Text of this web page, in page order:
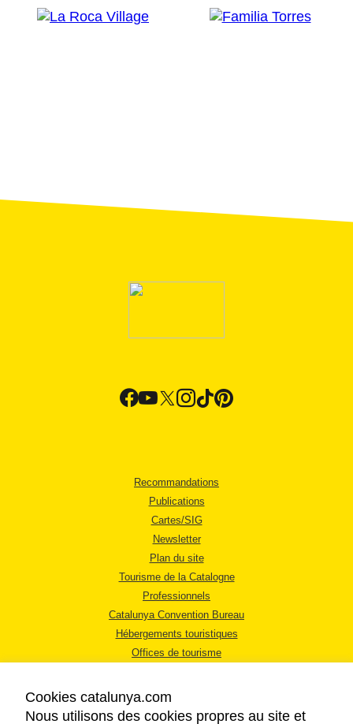
Recommandations
Publications
Cartes/SIG
Newsletter
Plan du site
Tourisme de la Catalogne
Professionnels
Catalunya Convention Bureau
Hébergements touristiques
Offices de tourisme
Cookies catalunya.com
Nous utilisons des cookies propres au site et